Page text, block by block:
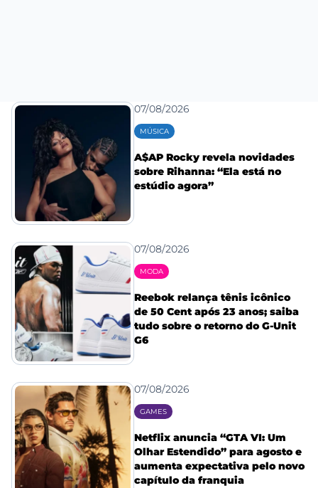
07/08/2026
MÚSICA
A$AP Rocky revela novidades
sobre Rihanna: “Ela está no
estúdio agora”
07/08/2026
MODA
Reebok relança tênis icônico
de 50 Cent após 23 anos; saiba
tudo sobre o retorno do G-Unit
G6
07/08/2026
GAMES
Netflix anuncia “GTA VI: Um
Olhar Estendido” para agosto e
aumenta expectativa pelo novo
capítulo da franquia